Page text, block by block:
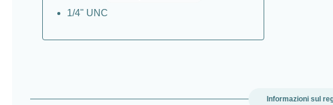
1/4" UNC
Informazioni sul